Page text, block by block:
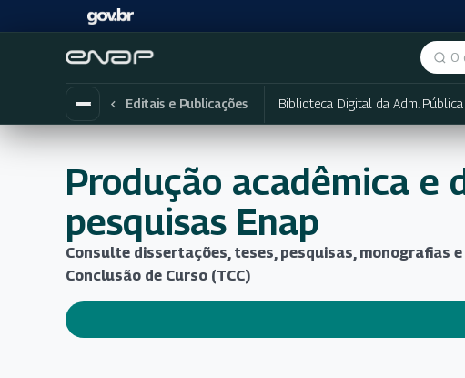
Editais e Publicações Biblioteca Digital da Adm. Pública
Produção acadêmica e
pesquisas Enap
Consulte dissertações, teses, pesquisas, monografias
Conclusão de Curso (TCC)